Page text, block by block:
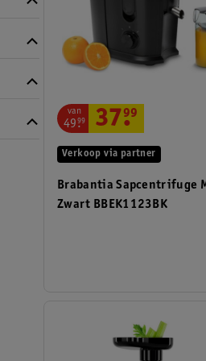
Brabantia Sapcentrifuge
Zwart BBEK1123BK
Verkoop via partner
van
49.
99 37.
99